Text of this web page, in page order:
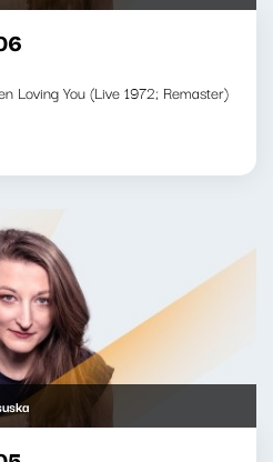
Loving You (Live 1972; Remaster)